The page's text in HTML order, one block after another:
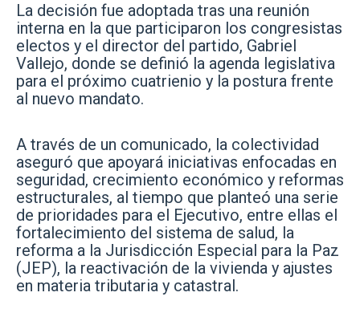
La decisión fue adoptada tras una reunión
interna en la que participaron los congresistas
electos y el director del partido, Gabriel
Vallejo, donde se definió la agenda legislativa
para el próximo cuatrienio y la postura frente
al nuevo mandato.
A través de un comunicado, la colectividad
aseguró que apoyará iniciativas enfocadas en
seguridad, crecimiento económico y reformas
estructurales, al tiempo que planteó una serie
de prioridades para el Ejecutivo, entre ellas el
fortalecimiento del sistema de salud, la
reforma a la Jurisdicción Especial para la Paz
(JEP), la reactivación de la vivienda y ajustes
en materia tributaria y catastral.